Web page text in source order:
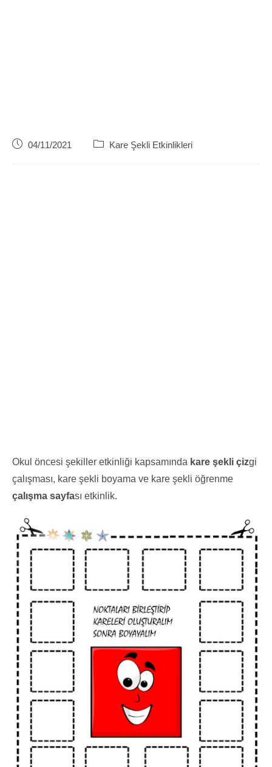
Post04/11/2021
Post Kare Şekli Etkinlikleri
Okul öncesi şekiller etkinliği kapsamında kare şekli çizgi
çalışması, kare şekli boyama ve kare şekli öğrenme
çalışma sayfası etkinlik.